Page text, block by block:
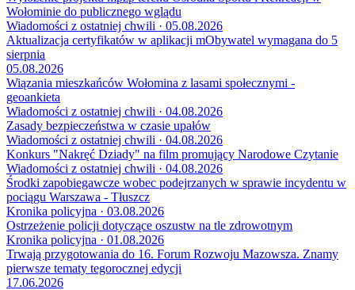
Wołominie do publicznego wglądu
Wiadomości z ostatniej chwili · 05.08.2026
Aktualizacja certyfikatów w aplikacji mObywatel wymagana do 5
sierpnia
05.08.2026
Wiązania mieszkańców Wołomina z lasami społecznymi -
geoankieta
Wiadomości z ostatniej chwili · 04.08.2026
Zasady bezpieczeństwa w czasie upałów
Wiadomości z ostatniej chwili · 04.08.2026
Konkurs "Nakręć Dziady" na film promujący Narodowe Czytanie
Wiadomości z ostatniej chwili · 04.08.2026
Środki zapobiegawcze wobec podejrzanych w sprawie incydentu w
pociągu Warszawa - Tłuszcz
Kronika policyjna · 03.08.2026
Ostrzeżenie policji dotyczące oszustw na tle zdrowotnym
Kronika policyjna · 01.08.2026
Trwają przygotowania do 16. Forum Rozwoju Mazowsza. Znamy
pierwsze tematy tegorocznej edycji
17.06.2026